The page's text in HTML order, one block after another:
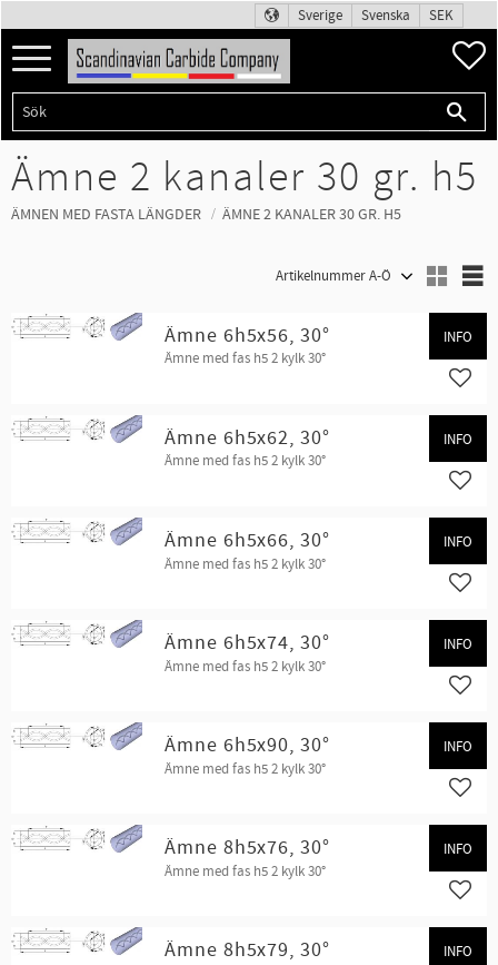
Meny
Sverige Svenska SEK
Ämne 2 kanaler 30 gr. h5
ÄMNEN MED FASTA LÄNGDER ÄMNE 2 KANALER 30 GR. H5
Ämne 6h5x56, 30°
Ämne med fas h5 2 kylk 30°
INFO
Ämne 6h5x62, 30°
Ämne med fas h5 2 kylk 30°
INFO
Ämne 6h5x66, 30°
Ämne med fas h5 2 kylk 30°
INFO
Ämne 6h5x74, 30°
Ämne med fas h5 2 kylk 30°
INFO
Ämne 6h5x90, 30°
Ämne med fas h5 2 kylk 30°
INFO
Ämne 8h5x76, 30°
Ämne med fas h5 2 kylk 30°
INFO
Ämne 8h5x79, 30° INFO